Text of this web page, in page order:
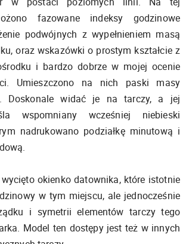
fazowane indeksy godzinowe
podwójnych z wypełnieniem masą
oraz wskazówki o prostym kształcie z
i bardzo dobrze w mojej ocenie
Umieszczono na nich paski masy
Doskonale widać je na tarczy, a jej
wspomniany wcześniej niebieski
nadrukowano podziałkę minutową i
okienko datownika, które istotnie
w tym miejscu, ale jednocześnie
i symetrii elementów tarczy tego
Model ten dostępy jest też w innych